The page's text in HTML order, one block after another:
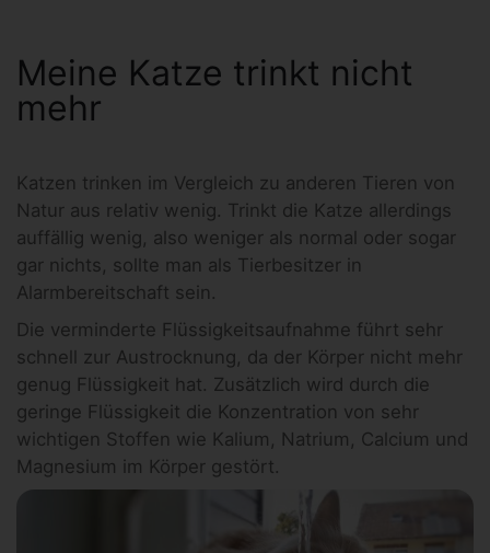
Meine Katze trinkt nicht
mehr
Katzen trinken im Vergleich zu anderen Tieren von
Natur aus relativ wenig. Trinkt die Katze allerdings
auffällig wenig, also weniger als normal oder sogar
gar nichts, sollte man als Tierbesitzer in
Alarmbereitschaft sein.
Die verminderte Flüssigkeitsaufnahme führt sehr
schnell zur Austrocknung, da der Körper nicht mehr
genug Flüssigkeit hat. Zusätzlich wird durch die
geringe Flüssigkeit die Konzentration von sehr
wichtigen Stoffen wie Kalium, Natrium, Calcium und
Magnesium im Körper gestört.